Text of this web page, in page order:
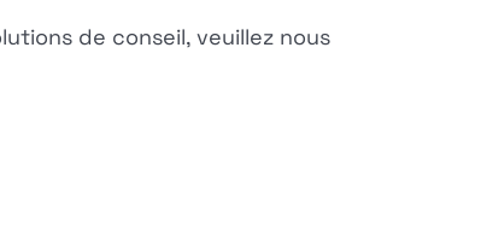
de conseil, veuillez nous